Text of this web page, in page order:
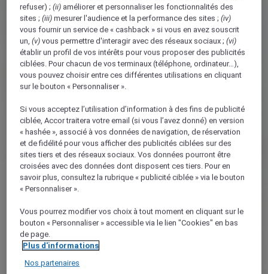
Thonon-
les-
Bains
refuser) ;(ii) améliorer et personnaliser les fonctionnalités des
sites ;(iii) mesurer l'audience et la performance des sites ;(iv)
vous fournir un service de « cashback » si vous en avez souscrit
un,(v) vous permettre d'interagir avec des réseaux sociaux ;(vi)
établir un profil de vos intérêts pour vous proposer des publicités
ciblées. Pour chacun de vos terminaux (téléphone, ordinateur…),
vous pouvez choisir entre ces différentes utilisations en cliquant
sur le bouton « Personnaliser ».
Si vous acceptez l’utilisation d’information à des fins de publicité
ciblée, Accor traitera votre email (si vous l’avez donné) en version
« hashée », associé à vos données de navigation, de réservation
et de fidélité pour vous afficher des publicités ciblées sur des
sites tiers et des réseaux sociaux. Vos données pourront être
croisées avec des données dont disposent ces tiers. Pour en
savoir plus, consultez la rubrique « publicité ciblée » via le bouton
« Personnaliser ».
Vous pourrez modifier vos choix à tout moment en cliquant sur le
bouton « Personnaliser » accessible via le lien "Cookies" en bas
de page.
Plus d'informations
Nos partenaires